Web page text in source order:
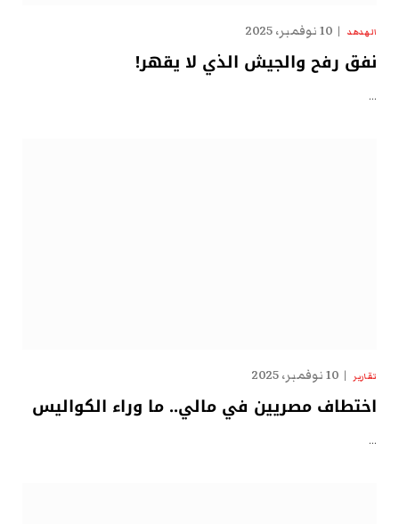
الهدهد 10 نوفمبر، 2025
نفق رفح والجيش الذي لا يقهر!
…
تقارير 10 نوفمبر، 2025
اختطاف مصريين في مالي.. ما وراء الكواليس
…